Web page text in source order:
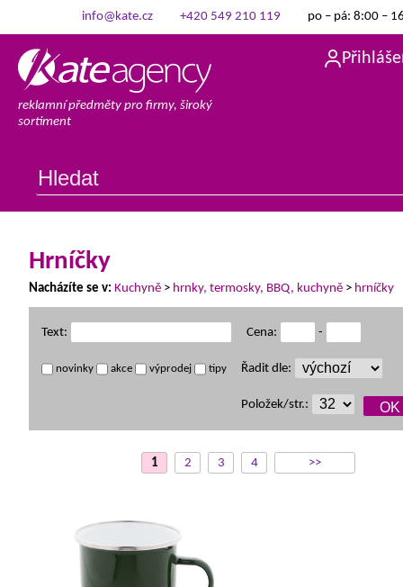
info@kate.cz +420 549 210 119 po – pá: 8:00 –
reklamní předměty pro firmy, široký
sortiment
Hrníčky
Nacházíte se v: Kuchyně > hrnky, termosky, BBQ, kuchyně > hrníčky
Text: Cena: -
novinky akce výprodej tipy Řadit dle:
Položek/str.:
1 2 3 4 >>